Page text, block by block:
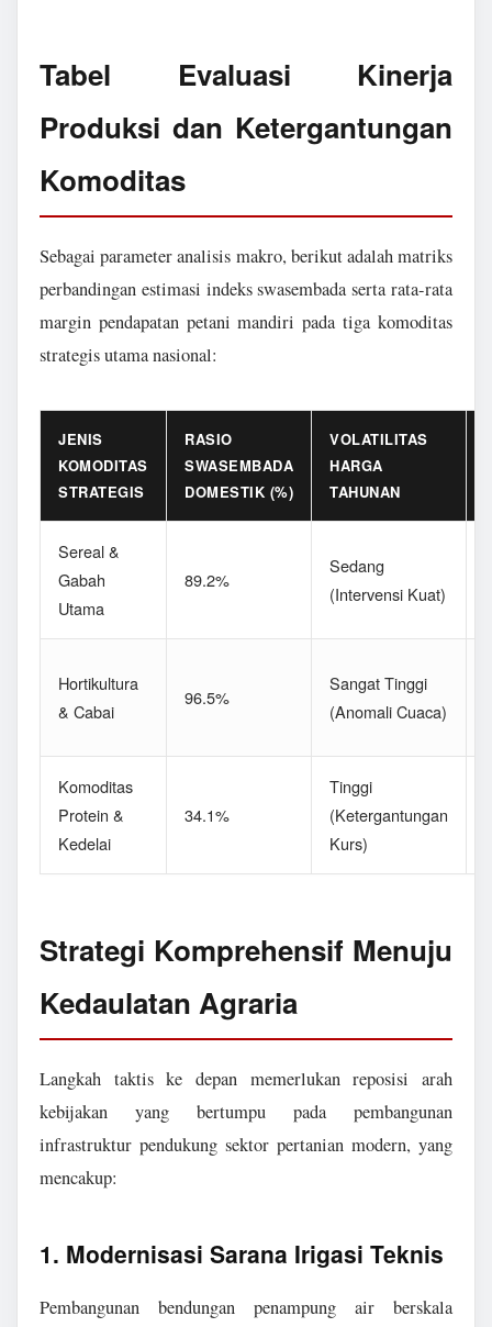
Tabel Evaluasi Kinerja
Produksi dan Ketergantungan
Komoditas
Sebagai parameter analisis makro, berikut adalah matriks
perbandingan estimasi indeks swasembada serta rata-rata
margin pendapatan petani mandiri pada tiga komoditas
strategis utama nasional:
JENIS
KOMODITAS
STRATEGIS
RASIO
SWASEMBADA
DOMESTIK (%)
VOLATILITAS
HARGA
TAHUNAN
Sereal &
Gabah
Utama
89.2%
Sedang
(Intervensi Kuat)
Hortikultura
& Cabai
96.5%
Sangat Tinggi
(Anomali Cuaca)
Komoditas
Protein &
Kedelai
34.1%
Tinggi
(Ketergantungan
Kurs)
Strategi Komprehensif Menuju
Kedaulatan Agraria
Langkah taktis ke depan memerlukan reposisi arah
kebijakan yang bertumpu pada pembangunan
infrastruktur pendukung sektor pertanian modern, yang
mencakup:
1. Modernisasi Sarana Irigasi Teknis
Pembangunan bendungan penampung air berskala